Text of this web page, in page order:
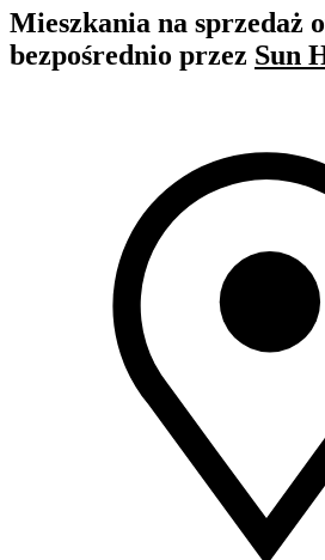
Mieszkania na sprzedaż
bezpośrednio przez Sun